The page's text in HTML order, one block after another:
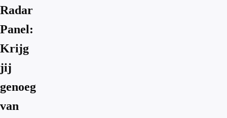
Radar
Panel:
Krijg
jij
genoeg
van